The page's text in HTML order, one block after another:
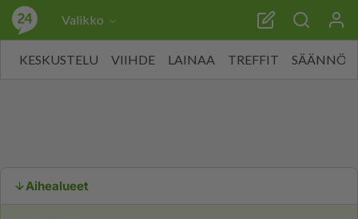
Valikko
KESKUSTELU VIIHDE LAINAA TREFFIT SÄÄNNÖT
Aihealueet